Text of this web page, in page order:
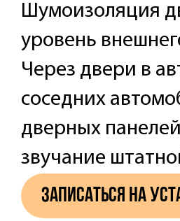
Шумоизоляция
уровень
Через двери в
соседних
дверных
звучание
Записаться на